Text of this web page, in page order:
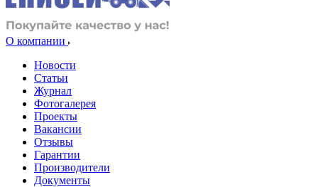
О компании
Новости
Статьи
Журнал
Фотогалерея
Проекты
Вакансии
Отзывы
Гарантии
Производители
Документы